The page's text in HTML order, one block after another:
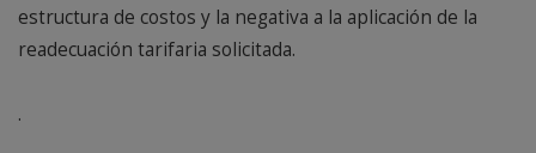
estructura de costos y la negativa a la aplicación de la
readecuación tarifaria solicitada.
.